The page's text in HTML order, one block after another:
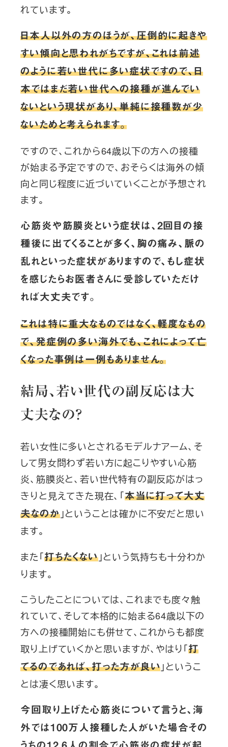
れています。
日本人以外の方のほうが、圧倒的に起きや
すい傾向と思われがちですが、これは前述
のように若い世代に多い症状ですので、日
本ではまだ若い世代への接種が進んでい
ないという現状があり、単純に接種数が少
ないためと考えられます。
ですので、これから64歳以下の方への接種
が始まる予定ですので、おそらくは海外の傾
向と同じ程度に近づいていくことが予想され
ます。
心筋炎や筋膜炎という症状は、2回目の接
種後に出てくることが多く、胸の痛み、脈の
乱れといった症状がありますので、もし症状
を感じたらお医者さんに受診していただけ
れば大丈夫です。
これは特に重大なものではなく、軽度なもの
で、発症例の多い海外でも、これによって亡
くなった事例は一例もありません。
結局、若い世代の副反応は大
丈夫なの？
若い女性に多いとされるモデルナアーム、そ
して男女問わず若い方に起こりやすい心筋
炎、筋膜炎と、若い世代特有の副反応がはっ
きりと見えてきた現在、「本当に打って大丈
夫なのか」ということは確かに不安だと思い
ます。
また「打ちたくない」という気持ちも十分わか
ります。
こうしたことについては、これまでも度々触
れていて、そして本格的に始まる64歳以下の
方への接種開始にも併せて、これからも都度
取り上げていくかと思いますが、やはり「打
てるのであれば、打った方が良い 」というこ
とは凄く思います。
今回取り上げた心筋炎について言うと、海
外では100万人接種した人がいた場合その
うちの12.6人の割合で心筋炎の症状が起